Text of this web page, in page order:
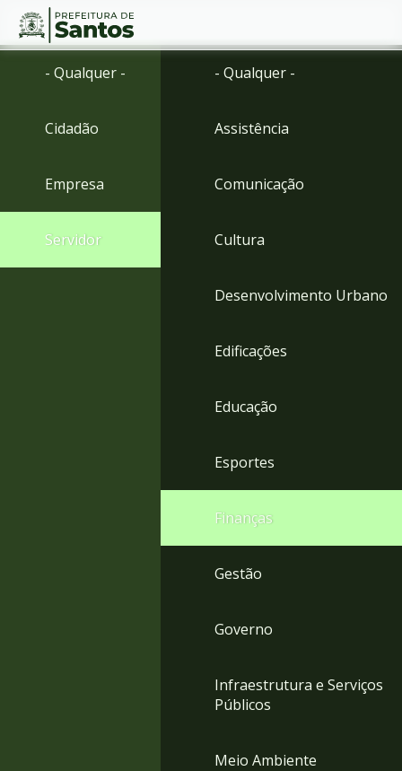
Ir
menu
para
Conteúdo
- Qualquer -
Cidadão
Empresa
Servidor
- Qualquer -
Assistência
Comunicação
Cultura
Desenvolvimento Urbano
Edificações
Educação
Esportes
Finanças
Gestão
Governo
Infraestrutura e Serviços
Públicos
Meio Ambiente